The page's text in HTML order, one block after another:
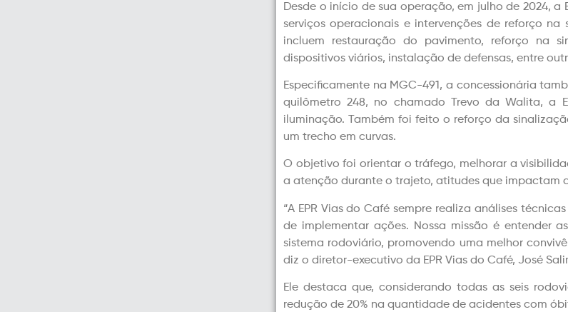
Desde o início de sua operação, em julho de 2024, a
serviços operacionais e intervenções de reforço
incluem restauração do pavimento, reforço na
dispositivos viários, instalação de defensas, entre
Especificamente na MGC-491, a concessionária
quilômetro 248, no chamado Trevo da Walita, a
iluminação. Também foi feito o reforço da
um trecho em curvas.
O objetivo foi orientar o tráfego, melhorar a
a atenção durante o trajeto, atitudes que impactam
“A EPR Vias do Café sempre realiza análises
de implementar ações. Nossa missão é entender
sistema rodoviário, promovendo uma melhor
diz o diretor-executivo da EPR Vias do Café, José
Ele destaca que, considerando todas as seis
redução de 20% na quantidade de acidentes com